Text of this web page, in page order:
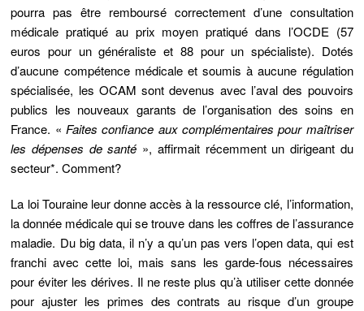
pourra pas être remboursé correctement d’une consultation
médicale pratiqué au prix moyen pratiqué dans l’OCDE (57
euros pour un généraliste et 88 pour un spécialiste). Dotés
d’aucune compétence médicale et soumis à aucune régulation
spécialisée, les OCAM sont devenus avec l’aval des pouvoirs
publics les nouveaux garants de l’organisation des soins en
France. «Faites confiance aux complémentaires pour maîtriser
les dépenses de santé », affirmait récemment un dirigeant du
secteur*. Comment?
La loi Touraine leur donne accès à la ressource clé, l’information,
la donnée médicale qui se trouve dans les coffres de l’assurance
maladie. Du big data, il n’y a qu’un pas vers l’open data, qui est
franchi avec cette loi, mais sans les garde-fous nécessaires
pour éviter les dérives. Il ne reste plus qu’à utiliser cette donnée
pour ajuster les primes des contrats au risque d’un groupe